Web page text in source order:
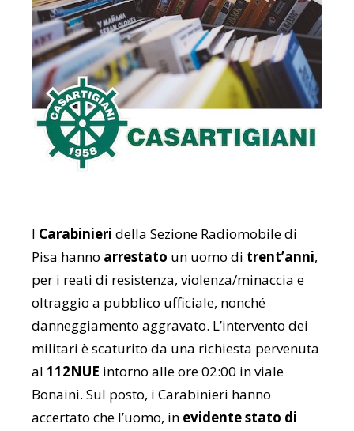
I Carabinieri della Sezione Radiomobile di
Pisa hanno arrestato un uomo di trent’anni,
per i reati di resistenza, violenza/minaccia e
oltraggio a pubblico ufficiale, nonché
danneggiamento aggravato. L’intervento dei
militari è scaturito da una richiesta pervenuta
al 112NUE intorno alle ore 02:00 in viale
Bonaini. Sul posto, i Carabinieri hanno
accertato che l’uomo, in evidente stato di